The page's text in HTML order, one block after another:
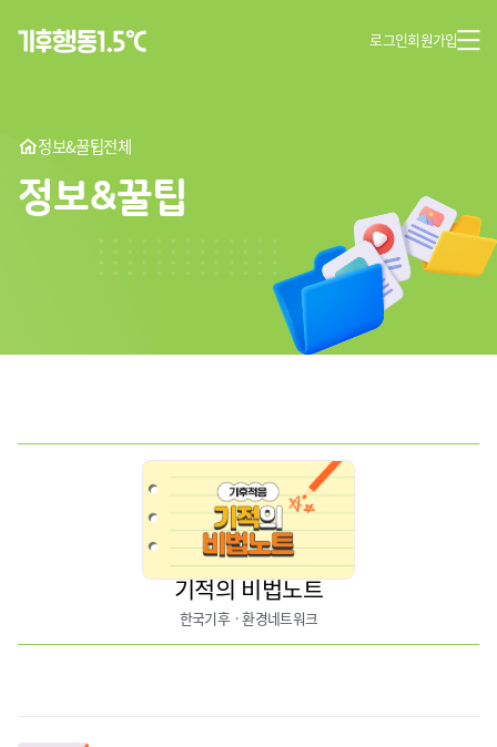
로그인회원가입
정보&꿀팁전체
정보&꿀팁
기적의 비법노트
한국기후ㆍ환경네트워크